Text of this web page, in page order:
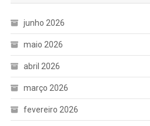
junho 2026
maio 2026
abril 2026
março 2026
fevereiro 2026